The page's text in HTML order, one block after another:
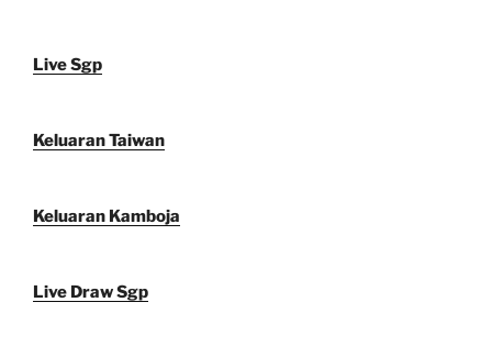
Live Sgp
Keluaran Taiwan
Keluaran Kamboja
Live Draw Sgp